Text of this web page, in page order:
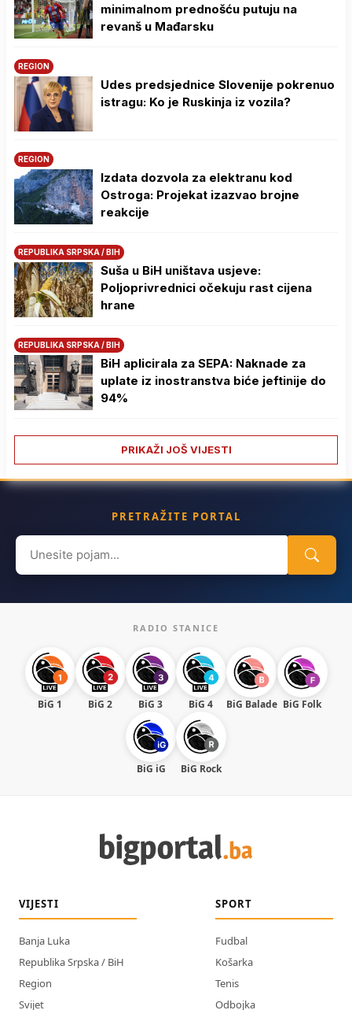
minimalnom prednošću putuju na
revanš u Mađarsku
REGION
Udes predsjednice Slovenije pokrenuo
istragu: Ko je Ruskinja iz vozila?
REGION
Izdata dozvola za elektranu kod
Ostroga: Projekat izazvao brojne
reakcije
REPUBLIKA SRPSKA / BIH
Suša u BiH uništava usjeve:
Poljoprivrednici očekuju rast cijena
hrane
REPUBLIKA SRPSKA / BIH
BiH aplicirala za SEPA: Naknade za
uplate iz inostranstva biće jeftinije do
94%
PRIKAŽI JOŠ VIJESTI
PRETRAŽITE PORTAL
Search
for:
RADIO STANICE
BiG 1 BiG 2 BiG 3 BiG 4 BiG Balade BiG Folk
BiG iG BiG Rock
VIJESTI
Banja Luka
Republika Srpska / BiH
Region
Svijet
SPORT
Fudbal
Košarka
Tenis
Odbojka